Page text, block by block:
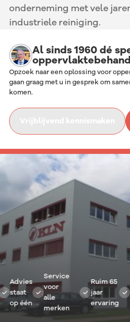
onderneming met vele
industriele reiniging.
Al sinds 1960 dé
Opzoek naar een oplossing voor
gaan graag met u in gesprek om
komen.
Advies
staat
op één
Service
voor
alle
merken
Ruim 65
jaar
ervaring